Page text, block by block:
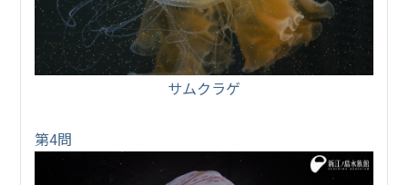
サムクラゲ
第4問